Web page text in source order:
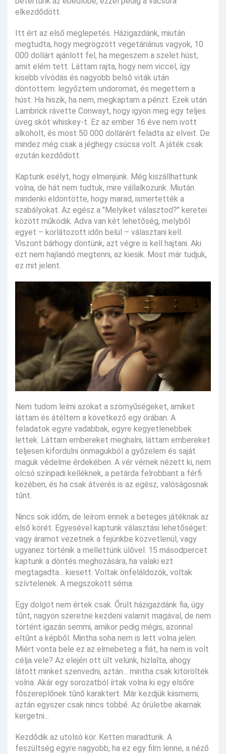
elkezdődött.
Itt ért az első meglepetés. Házigazdánk, miután
megtudta, hogy megrögzött vegetáriánus vagyok, 10
000 dollárt ajánlott fel, ha megeszem a szelet húst,
amit elém tett. Láttam rajta, hogy nem viccel, így
kisebb vívódás és nagyobb belső viták után
döntöttem: legyőztem undoromat, és megettem a
húst. Ha hiszik, ha nem, megkaptam a pénzt. Ezek után
Lambrick rávette Conwayt, hogy igyon meg egy teljes
üveg skót whiskey-t. Ez az ember 16 éve nem ivott
alkoholt, és most 50 000 dollárért feladta az elveit. De
mindez még csak a jéghegy csúcsa volt. A játék csak
ezután kezdődött.
Kaptunk esélyt, hogy elmenjünk. Még kiszállhattunk
volna, de hát nem tudtuk, mire vállalkozunk. Miután
mindenki eldöntötte, hogy marad, ismertették a
szabályokat. Az egész a "Melyiket választod?" keretei
között működik. Adva van két lehetőség, melyből
egyet – korlátozott időn belül – választani kell.
Viszont bárhogy döntünk, azt végre is kell hajtani. Aki
ezt nem hajlandó megtenni, az kiesik. Most már tudjuk,
ez mit jelent.
Nem tudom leírni azokat a szörnyűségeket, amiket
láttam és átéltem a következő egy órában. A
feladatok egyre vadabbak, egyre kegyetlenebbek
lettek. Láttam embereket meghalni, láttam embereket
teljesen kifordulni önmagukból a győzelem és saját
maguk védelme érdekében. A vér vérnek nézett ki, nem
olcsó színpadi kelléknek, a petárda felrobbant a férfi
kezében, és ha csak átverés is az egész, valóságosnak
tűnt.
Nincs sok időm, de leírom ennek a beteges játéknak az
első körét. Egyesével kaptunk választási lehetőséget:
vagy áramot vezetnek a fejünkbe közvetlenül, vagy
ugyanez történik a mellettünk ülővel. 15 másodpercet
kaptunk a döntés meghozására, ha valaki ezt
megtagadta... kiesett. Voltak önfeláldozók, voltak
szívtelenek. A megszokott séma.
Egy dolgot nem értek csak. Őrült házigazdánk fia, úgy
tűnt, nagyon szeretne kezdeni valamit magával, de nem
történt igazán semmi, amikor pedig mégis, azonnal
eltűnt a képből. Mintha soha nem is lett volna jelen.
Miért vonta bele ez az elmebeteg a fiát, ha nem is volt
célja vele? Az elején ott ült velünk, hizlalta, ahogy
látott minket szenvedni, aztán... mintha csak kitörölték
volna. Akár egy sorozatból írtak volna ki egy elsőre
főszereplőnek tűnő karaktert. Már kezdjük kiismerni,
aztán egyszer csak nincs többé. Az őrületbe akarnak
kergetni...
Kezdődik az utolsó kör. Ketten maradtunk. A
feszültség egyre nagyobb, ha ez egy film lenne, a néző